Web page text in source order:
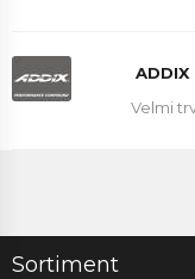
Velmi
Sortiment